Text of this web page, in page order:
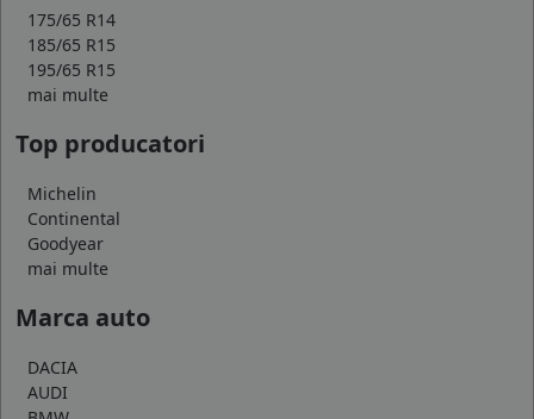
175/65 R14
185/65 R15
195/65 R15
mai multe
Top producatori
Michelin
Continental
Goodyear
mai multe
Marca auto
DACIA
AUDI